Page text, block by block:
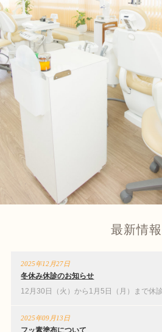
最新情報
2025年12月27日
冬休み休診のお知らせ
12月30日（火）から1月5日（月）まで休
2025年09月13日
フッ素塗布について
歯周病治
インプラント・入れ
予防・メンテ
小児歯科
審美歯科
診療カレン